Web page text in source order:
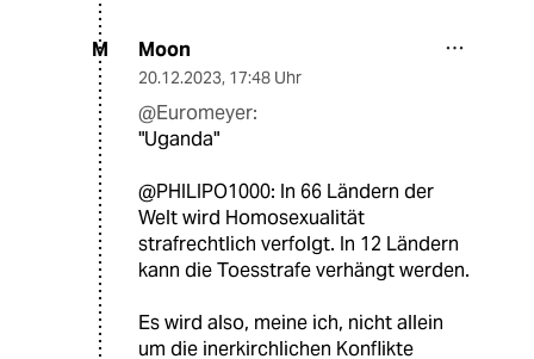
M Moon
20.12.2023, 17:48 Uhr
@Euromeyer:
"Uganda"
@PHILIPO1000: In 66 Ländern der
Welt wird Homosexualität
strafrechtlich verfolgt. In 12 Ländern
kann die Toesstrafe verhängt werden.
Es wird also, meine ich, nicht allein
um die inerkirchlichen Konflikte